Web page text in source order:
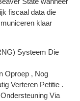
fiscaal data die
klaar
Systeem Die
Oproep , Nog
Verteren Petitie .
Via